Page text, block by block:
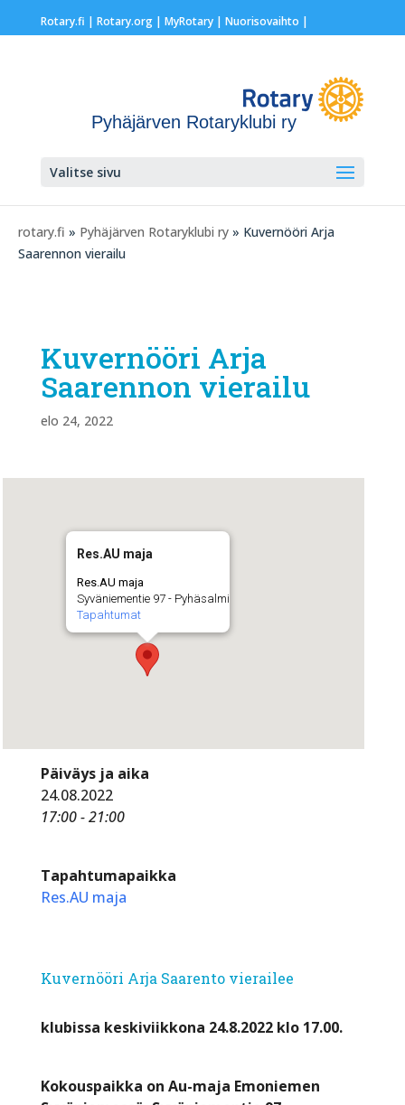
Rotary.fi | Rotary.org| MyRotary | Nuorisovaihto |
Pyhäjärven Rotaryklubi ry
Valitse sivu
rotary.fi » Pyhäjärven Rotaryklubi ry » Kuvernööri Arja
Saarennon vierailu
Kuvernööri Arja
Saarennon vierailu
elo 24, 2022
Res.AU maja
Res.AU maja
Syväniementie 97 - Pyhäsalmi
Tapahtumat
Päiväys ja aika
24.08.2022
17:00 - 21:00
Tapahtumapaikka
Res.AU maja
Kuvernööri Arja Saarento vierailee
klubissa keskiviikkona 24.8.2022 klo 17.00.
Kokouspaikka on Au-maja Emoniemen